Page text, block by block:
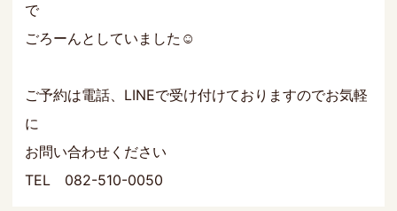
で
ごろーんとしていました☺
ご予約は電話、LINEで受け付けておりますのでお気軽
に
お問い合わせください
TEL 082-510-0050